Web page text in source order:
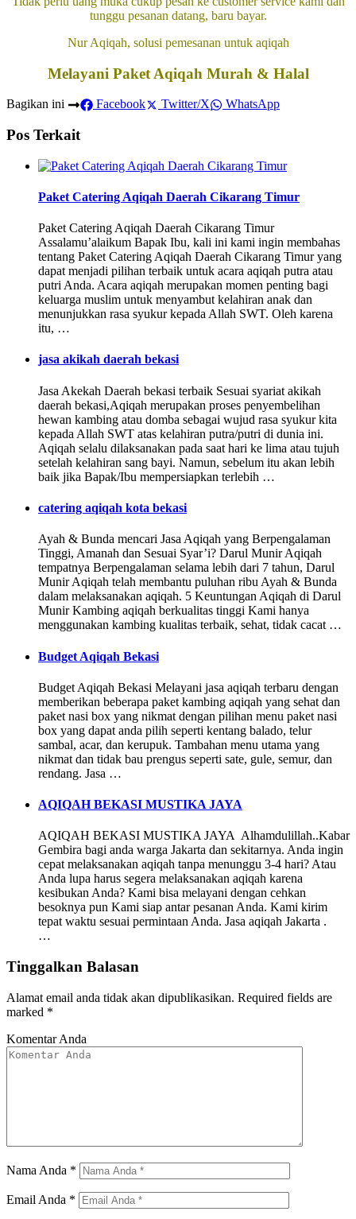
tunggu pesanan datang, baru bayar.
Nur Aqiqah, solusi pemesanan untuk aqiqah
Melayani Paket Aqiqah Murah & Halal
Bagikan ini Facebook Twitter/X WhatsApp
Pos Terkait
Paket Catering Aqiqah Daerah Cikarang Timur
Paket Catering Aqiqah Daerah Cikarang Timur
Assalamu’alaikum Bapak Ibu, kali ini kami ingin membahas
tentang Paket Catering Aqiqah Daerah Cikarang Timur yang
dapat menjadi pilihan terbaik untuk acara aqiqah putra atau
putri Anda. Acara aqiqah merupakan momen penting bagi
keluarga muslim untuk menyambut kelahiran anak dan
menunjukkan rasa syukur kepada Allah SWT. Oleh karena
itu, …
jasa akikah daerah bekasi
Jasa Akekah Daerah bekasi terbaik Sesuai syariat akikah
daerah bekasi,Aqiqah merupakan proses penyembelihan
hewan kambing atau domba sebagai wujud rasa syukur kita
kepada Allah SWT atas kelahiran putra/putri di dunia ini.
Aqiqah selalu dilaksanakan pada saat hari ke lima atau tujuh
setelah kelahiran sang bayi. Namun, sebelum itu akan lebih
baik jika Bapak/Ibu mempersiapkan terlebih …
catering aqiqah kota bekasi
Ayah & Bunda mencari Jasa Aqiqah yang Berpengalaman
Tinggi, Amanah dan Sesuai Syar’i? Darul Munir Aqiqah
tempatnya Berpengalaman selama lebih dari 7 tahun, Darul
Munir Aqiqah telah membantu puluhan ribu Ayah & Bunda
dalam melaksanakan aqiqah. 5 Keuntungan Aqiqah di Darul
Munir Kambing aqiqah berkualitas tinggi Kami hanya
menggunakan kambing kualitas terbaik, sehat, tidak cacat …
Budget Aqiqah Bekasi
Budget Aqiqah Bekasi Melayani jasa aqiqah terbaru dengan
memberikan beberapa paket kambing aqiqah yang sehat dan
paket nasi box yang nikmat dengan pilihan menu paket nasi
box yang dapat anda pilih seperti kentang balado, telur
sambal, acar, dan kerupuk. Tambahan menu utama yang
nikmat dan tidak bau prengus seperti sate, gule, semur, dan
rendang. Jasa …
AQIQAH BEKASI MUSTIKA JAYA
AQIQAH BEKASI MUSTIKA JAYA Alhamdulillah..Kabar
Gembira bagi anda warga Jakarta dan sekitarnya. Anda ingin
cepat melaksanakan aqiqah tanpa menunggu 3-4 hari? Atau
Anda lupa harus segera melaksanakan aqiqah karena
kesibukan Anda? Kami bisa melayani dengan cehkan
besoknya pun Kami siap antar pesanan Anda. Kami kirim
tepat waktu sesuai permintaan Anda. Jasa aqiqah Jakarta .
…
Tinggalkan Balasan
Alamat email anda tidak akan dipublikasikan. Required fields are
marked *
Komentar Anda
Nama Anda *
Email Anda *